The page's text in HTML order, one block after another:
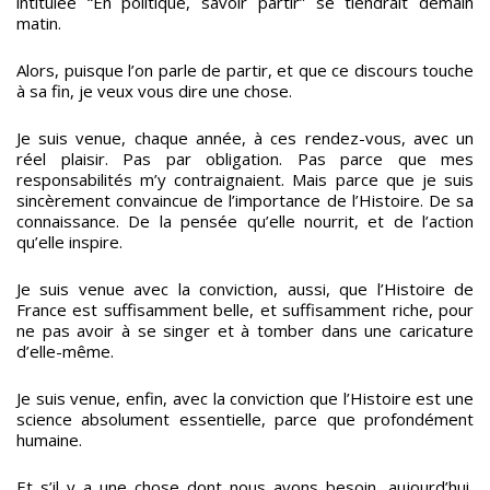
matin.
Alors, puisque l’on parle de partir, et que ce discours touche
à sa fin, je veux vous dire une chose.
Je suis venue, chaque année, à ces rendez-vous, avec un
réel plaisir. Pas par obligation. Pas parce que mes
responsabilités m’y contraignaient. Mais parce que je suis
sincèrement convaincue de l’importance de l’Histoire. De sa
connaissance. De la pensée qu’elle nourrit, et de l’action
qu’elle inspire.
Je suis venue avec la conviction, aussi, que l’Histoire de
France est suffisamment belle, et suffisamment riche, pour
ne pas avoir à se singer et à tomber dans une caricature
d’elle-même.
Je suis venue, enfin, avec la conviction que l’Histoire est une
science absolument essentielle, parce que profondément
humaine.